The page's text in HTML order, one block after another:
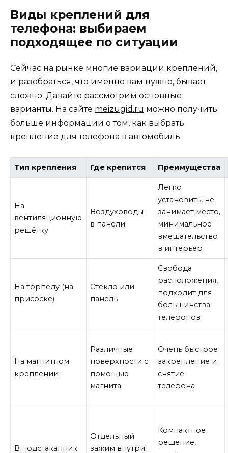
Виды креплений для
телефона: выбираем
подходящее по ситуации
Сейчас на рынке многие вариации креплений,
и разобраться, что именно вам нужно, бывает
сложно. Давайте рассмотрим основные
варианты. На сайте meizugid.ru можно получить
больше информации о том, как выбрать
крепление для телефона в автомобиль.
Тип крепления Где крепится Преимущества
На
вентиляционную
решётку
Воздуховоды
в панели
Легко
установить, не
занимает место,
минимальное
вмешательство
в интерьер
На торпеду (на
присоске)
Стекло или
панель
Свобода
расположения,
подходит для
большинства
телефонов
На магнитном
креплении
Различные
поверхности с
помощью
магнита
Очень быстрое
закрепление и
снятие
телефона
В подстаканник
Отдельный
зажим внутри
Компактное
решение,